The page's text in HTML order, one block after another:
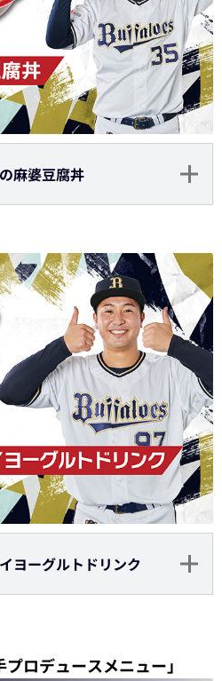
麻婆豆腐丼
ヨーグルトドリンク
ロデュースメニュー」